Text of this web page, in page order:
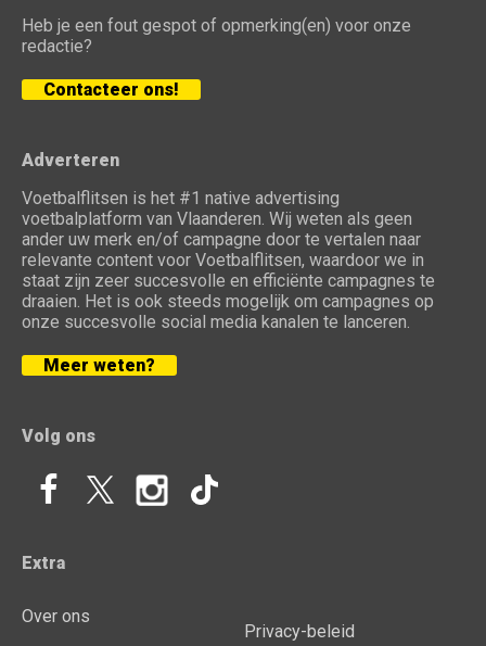
Heb je een fout gespot of opmerking(en) voor onze
redactie?
Contacteer ons!
Adverteren
Voetbalflitsen is het #1 native advertising
voetbalplatform van Vlaanderen. Wij weten als geen
ander uw merk en/of campagne door te vertalen naar
relevante content voor Voetbalflitsen, waardoor we in
staat zijn zeer succesvolle en efficiënte campagnes te
draaien. Het is ook steeds mogelijk om campagnes op
onze succesvolle social media kanalen te lanceren.
Meer weten?
Volg ons
Extra
Over ons
Privacy-beleid